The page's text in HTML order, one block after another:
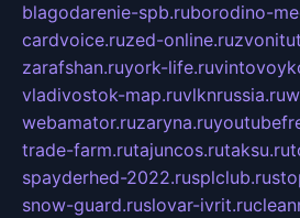
blagodarenie-spb.ruborodino-
cardvoice.ruzed-online.ru
zarafshan.ruyork-life.ru
vladivostok-map.ruvlknrussia.ru
webamator.ruzaryna.ru
trade-farm.rutajuncos.rutaksu.ru
spayderhed-2022.rusplclub.ru
snow-guard.ruslovar-ivrit.ru